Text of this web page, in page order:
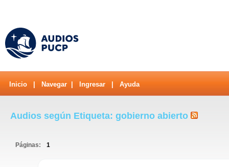
Inicio Navegar Ingresar Ayuda
Audios según Etiqueta: gobierno abierto
Páginas: 1